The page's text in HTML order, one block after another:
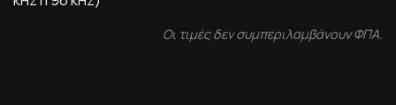
Οι τιμές δεν συμπεριλαμβάνουν ΦΠΑ.